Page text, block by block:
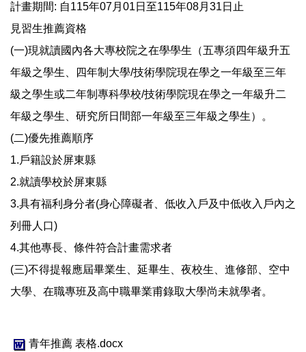
計畫期間: 自115年07月01日至115年08月31日止
見習生推薦資格
(一)現就讀國內各大專校院之在學學生（五專須四年級升五
年級之學生、四年制大學/技術學院現在學之一年級至三年
級之學生或二年制專科學校/技術學院現在學之一年級升二
年級之學生、研究所日間部一年級至三年級之學生）。
(二)優先推薦順序
1.戶籍設於屏東縣
2.就讀學校於屏東縣
3.具有福利身分者(身心障礙者、低收入戶及中低收入戶內之
列冊人口)
4.其他專長、條件符合計畫需求者
(三)不得提報應屆畢業生、延畢生、夜校生、進修部、空中
大學、在職專班及高中職畢業甫錄取大學尚未就學者。
青年推薦 表格.docx